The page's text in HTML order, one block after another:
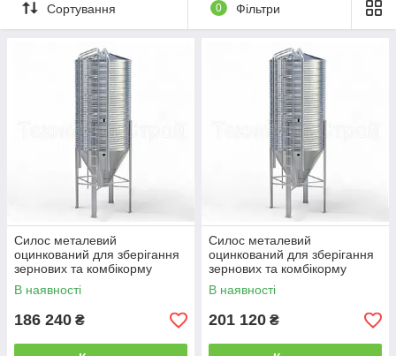
Сортування 0 Фільтри
Силос металевий
оцинкований для зберігання
зернових та комбікорму
СМОЗ-12
В наявності
186 240 ₴
Силос металевий
оцинкований для зберігання
зернових та комбікорму
СМОЗ-13
В наявності
201 120 ₴